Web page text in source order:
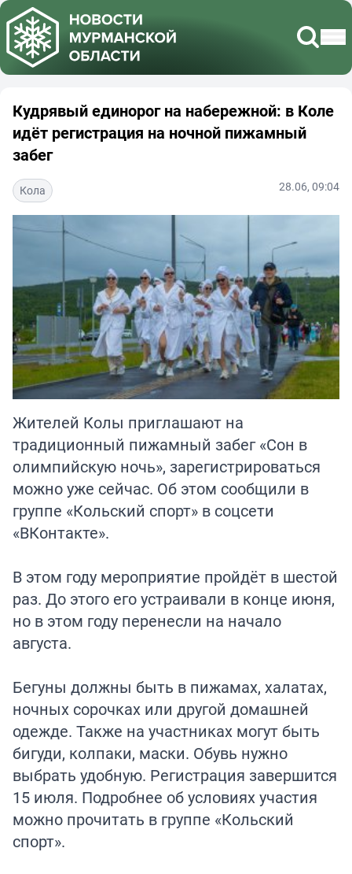
Кудрявый единорог на набережной: в Коле
идёт регистрация на ночной пижамный
забег
Кола 28.06, 09:04
Жителей Колы приглашают на
традиционный пижамный забег «Сон в
олимпийскую ночь», зарегистрироваться
можно уже сейчас. Об этом сообщили в
группе «Кольский спорт» в соцсети
«ВКонтакте».
В этом году мероприятие пройдёт в шестой
раз. До этого его устраивали в конце июня,
но в этом году перенесли на начало
августа.
Бегуны должны быть в пижамах, халатах,
ночных сорочках или другой домашней
одежде. Также на участниках могут быть
бигуди, колпаки, маски. Обувь нужно
выбрать удобную. Регистрация завершится
15 июля. Подробнее об условиях участия
можно прочитать в группе «Кольский
спорт».